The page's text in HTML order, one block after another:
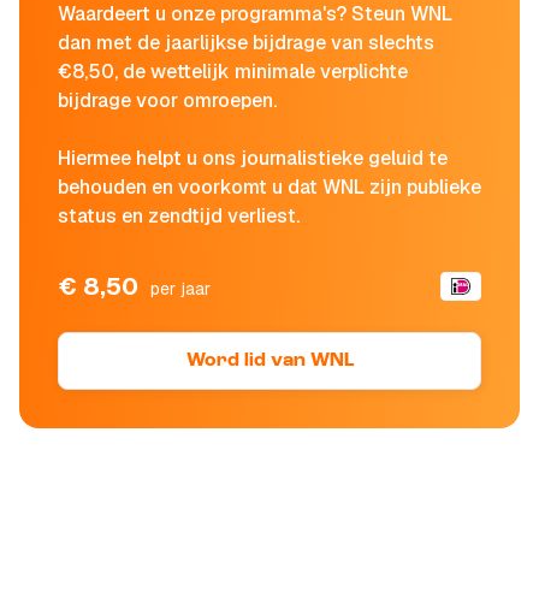
Waardeert u onze programma's? Steun WNL
dan met de jaarlijkse bijdrage van slechts
€8,50, de wettelijk minimale verplichte
bijdrage voor omroepen.
Hiermee helpt u ons journalistieke geluid te
behouden en voorkomt u dat WNL zijn publieke
status en zendtijd verliest.
€ 8,50 per jaar
Word lid van WNL